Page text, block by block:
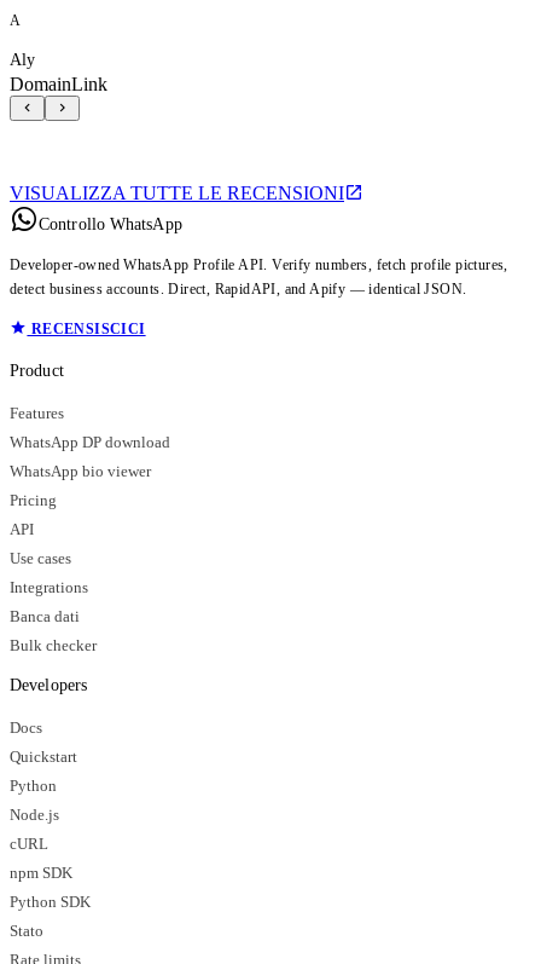
A
Aly
DomainLink
VISUALIZZA TUTTE LE RECENSIONI
Controllo WhatsApp
Developer-owned WhatsApp Profile API. Verify numbers, fetch profile pictures,
detect business accounts. Direct, RapidAPI, and Apify — identical JSON.
RECENSISCICI
Product
Features
WhatsApp DP download
WhatsApp bio viewer
Pricing
API
Use cases
Integrations
Banca dati
Bulk checker
Developers
Docs
Quickstart
Python
Node.js
cURL
npm SDK
Python SDK
Stato